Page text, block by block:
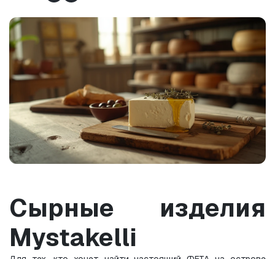
Сырные изделия
Mystakelli